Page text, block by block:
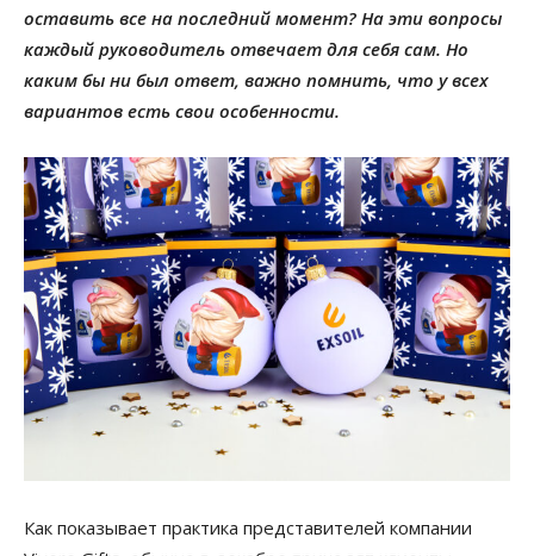
оставить все на последний момент? На эти вопросы
каждый руководитель отвечает для себя сам. Но
каким бы ни был ответ, важно помнить, что у всех
вариантов есть свои особенности.
Как показывает практика представителей компании